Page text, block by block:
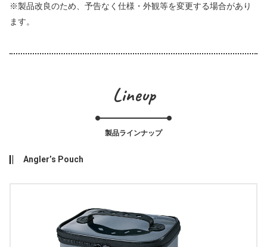
※製品改良のため、予告なく仕様・外観等を変更する場合があり
ます。
Lineup
製品ラインナップ
Angler’s Pouch